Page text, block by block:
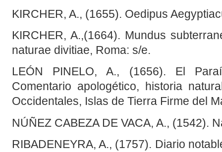
KIRCHER, A., (1655). Oedipus
KIRCHER, A.,(1664). Mundus
naturae divitiae, Roma: s/e.
LEÓN PINELO, A., (1656). El
Comentario apologético, historia
Occidentales, Islas de Tierra Firme del
NÚÑEZ CABEZA DE VACA, A., (1542).
RIBADENEYRA, A., (1757). Diario